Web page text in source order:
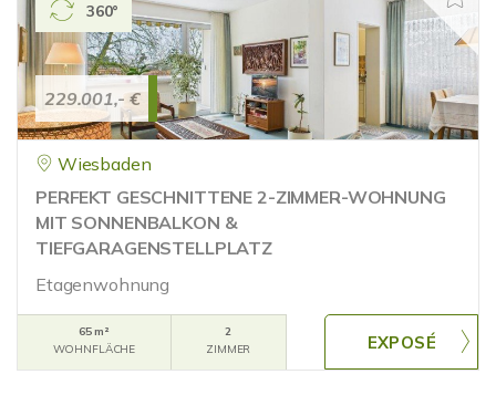
229.001,- €
360°
Wiesbaden
PERFEKT GESCHNITTENE 2-ZIMMER-WOHNUNG
MIT SONNENBALKON &
TIEFGARAGENSTELLPLATZ
Etagenwohnung
65 m²
WOHNFLÄCHE
2
ZIMMER